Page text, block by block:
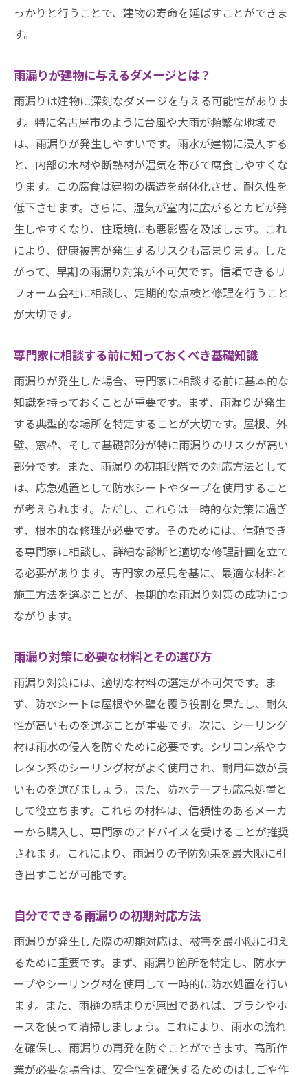
住まいの隅々まで点検するチェックリスト
雨漏りが発生したときの初期対応
雨漏り箇所の特定と応急処置
大雨時の緊急連絡先リスト
被害を最小限に抑えるための対策
雨漏りの影響を受けた室内の処理方法
保険適用を受けるための手続きと注意点
名古屋市での雨漏りを防ぐための定期点検の重
要性
定期点検のスケジュールを立てる方法
雨漏り予防に役立つ点検チェックリスト
専門家による点検の頻度とその理由
雨漏りの早期発見と予防のためのツール
住まいの健康を守るための定期メンテナン
ス
名古屋市の住まいを守るための雨漏り予防策と
メンテナンスのコツ
雨漏り予防に役立つ日常のメンテナンス
効果的な防水塗料の選び方と塗り方
住まいの弱点を強化する方法
シーズンごとのメンテナンスチェックリス
ト
メンテナンスを楽にするための便利グッズ
紹介
っかりと行うことで、建物の寿命を延ばすことができま
す。
雨漏りが建物に与えるダメージとは？
雨漏りは建物に深刻なダメージを与える可能性がありま
す。特に名古屋市のように台風や大雨が頻繁な地域で
は、雨漏りが発生しやすいです。雨水が建物に浸入する
と、内部の木材や断熱材が湿気を帯びて腐食しやすくな
ります。この腐食は建物の構造を弱体化させ、耐久性を
低下させます。さらに、湿気が室内に広がるとカビが発
生しやすくなり、住環境にも悪影響を及ぼします。これ
により、健康被害が発生するリスクも高まります。した
がって、早期の雨漏り対策が不可欠です。信頼できるリ
フォーム会社に相談し、定期的な点検と修理を行うこと
が大切です。
専門家に相談する前に知っておくべき基礎知識
雨漏りが発生した場合、専門家に相談する前に基本的な
知識を持っておくことが重要です。まず、雨漏りが発生
する典型的な場所を特定することが大切です。屋根、外
壁、窓枠、そして基礎部分が特に雨漏りのリスクが高い
部分です。また、雨漏りの初期段階での対応方法として
は、応急処置として防水シートやタープを使用すること
が考えられます。ただし、これらは一時的な対策に過ぎ
ず、根本的な修理が必要です。そのためには、信頼でき
る専門家に相談し、詳細な診断と適切な修理計画を立て
る必要があります。専門家の意見を基に、最適な材料と
施工方法を選ぶことが、長期的な雨漏り対策の成功につ
ながります。
雨漏り対策に必要な材料とその選び方
雨漏り対策には、適切な材料の選定が不可欠です。ま
ず、防水シートは屋根や外壁を覆う役割を果たし、耐久
性が高いものを選ぶことが重要です。次に、シーリング
材は雨水の侵入を防ぐために必要です。シリコン系やウ
レタン系のシーリング材がよく使用され、耐用年数が長
いものを選びましょう。また、防水テープも応急処置と
して役立ちます。これらの材料は、信頼性のあるメーカ
ーから購入し、専門家のアドバイスを受けることが推奨
されます。これにより、雨漏りの予防効果を最大限に引
き出すことが可能です。
自分でできる雨漏りの初期対応方法
雨漏りが発生した際の初期対応は、被害を最小限に抑え
るために重要です。まず、雨漏り箇所を特定し、防水テ
ープやシーリング材を使用して一時的に防水処置を行い
ます。また、雨樋の詰まりが原因であれば、ブラシやホ
ースを使って清掃しましょう。これにより、雨水の流れ
を確保し、雨漏りの再発を防ぐことができます。高所作
業が必要な場合は、安全性を確保するためのはしごや作